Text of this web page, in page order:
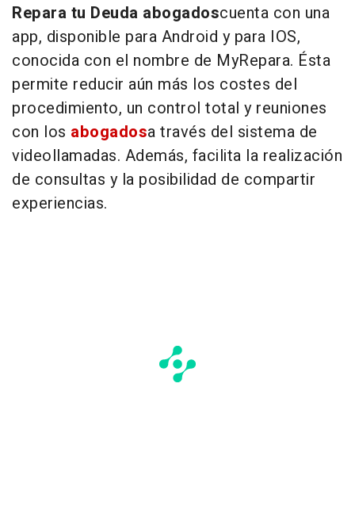
Repara tu Deuda abogadoscuenta con una
app, disponible para Android y para IOS,
conocida con el nombre de MyRepara. Ésta
permite reducir aún más los costes del
procedimiento, un control total y reuniones
con los abogadosa través del sistema de
videollamadas. Además, facilita la realización
de consultas y la posibilidad de compartir
experiencias.